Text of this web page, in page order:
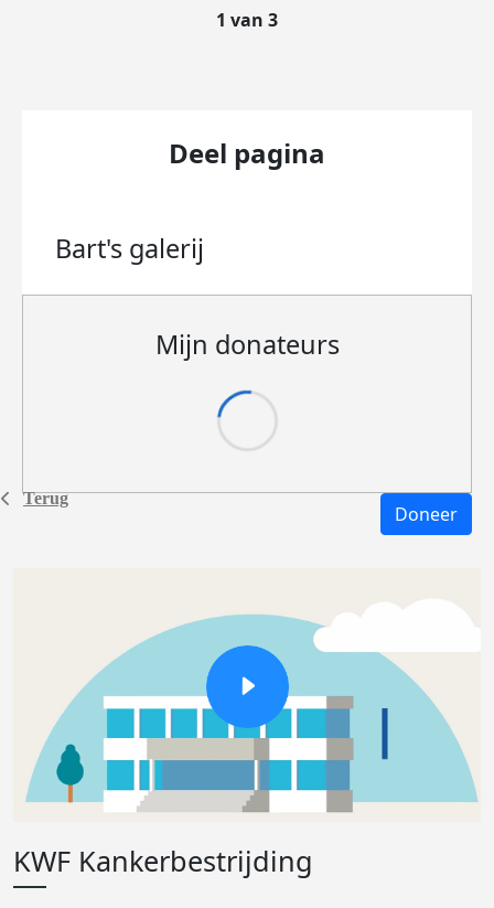
Terug
1 van 3
Deel pagina
Bart's galerij
Mijn donateurs
Doneer
KWF Kankerbestrijding